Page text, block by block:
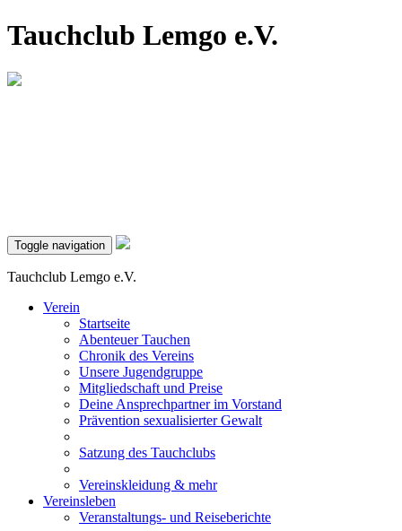
Tauchclub Lemgo e.V.
Toggle navigation
Tauchclub Lemgo e.V.
Verein
Startseite
Abenteuer Tauchen
Chronik des Vereins
Unsere Jugendgruppe
Mitgliedschaft und Preise
Deine Ansprechpartner im Vorstand
Prävention sexualisierter Gewalt
Satzung des Tauchclubs
Vereinskleidung & mehr
Vereinsleben
Veranstaltungs- und Reiseberichte